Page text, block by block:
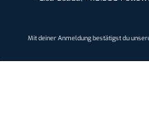
Mit deiner Anmeldung bestätigst du